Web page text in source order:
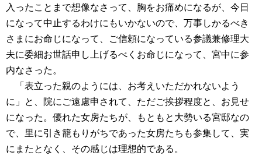
入ったことまで想像なさって、胸をお痛めになるが、今日
になって中止するわけにもいかないので、万事しかるべき
さまにお命じになって、ご信頼になっている参議兼修理大
夫に委細お世話申し上げるべくお命じになって、宮中に参
内なさった。
「表立った親のようには、お考えいただかれないよう
に」と、院にご遠慮申されて、ただご挨拶程度と、お見せ
になった。優れた女房たちが、もともと大勢いる宮邸なの
で、里に引き籠もりがちであった女房たちも参集して、実
にまたとなく、その感じは理想的である。